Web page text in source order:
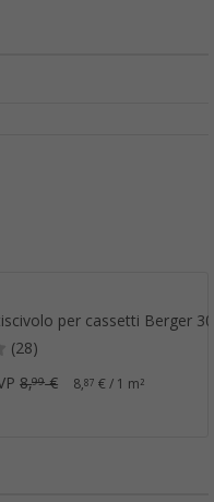
per cassetti Berger
(28)
8,99€ 8,87 € / 1 m²